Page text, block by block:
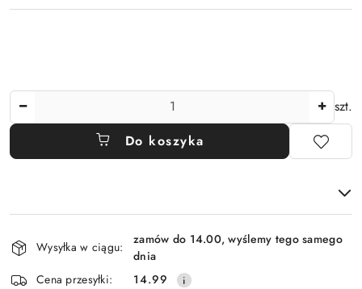
szt.
Do koszyka
Dostępność
i
dostawa
Wysyłka w ciągu:
zamów do 14.00, wyślemy tego samego
dnia
Cena przesyłki:
14.99